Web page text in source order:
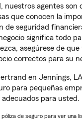
nuestros agentes son
que conocen la
de seguridad
significa todo
asegúrese de
correctos para su
en Jennings,
para pequeñas
para usted.
póliza de seguro para ver una